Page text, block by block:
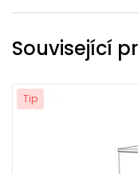
Související
Tip